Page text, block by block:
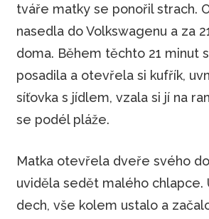
tváře matky se ponořil strach.
nasedla do Volkswagenu a za
doma. Během těchto 21 minut
posadila a otevřela si kufřík,
síťovka s jídlem, vzala si jí na
se podél pláže.
Matka otevřela dveře svého
uviděla sedět malého chlapce.
dech, vše kolem ustalo a